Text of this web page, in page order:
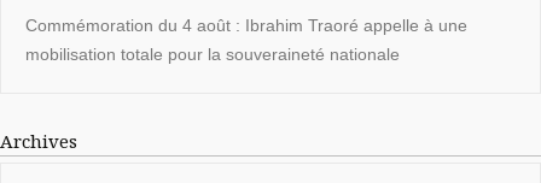
Commémoration du 4 août : Ibrahim Traoré appelle à une
mobilisation totale pour la souveraineté nationale
Archives